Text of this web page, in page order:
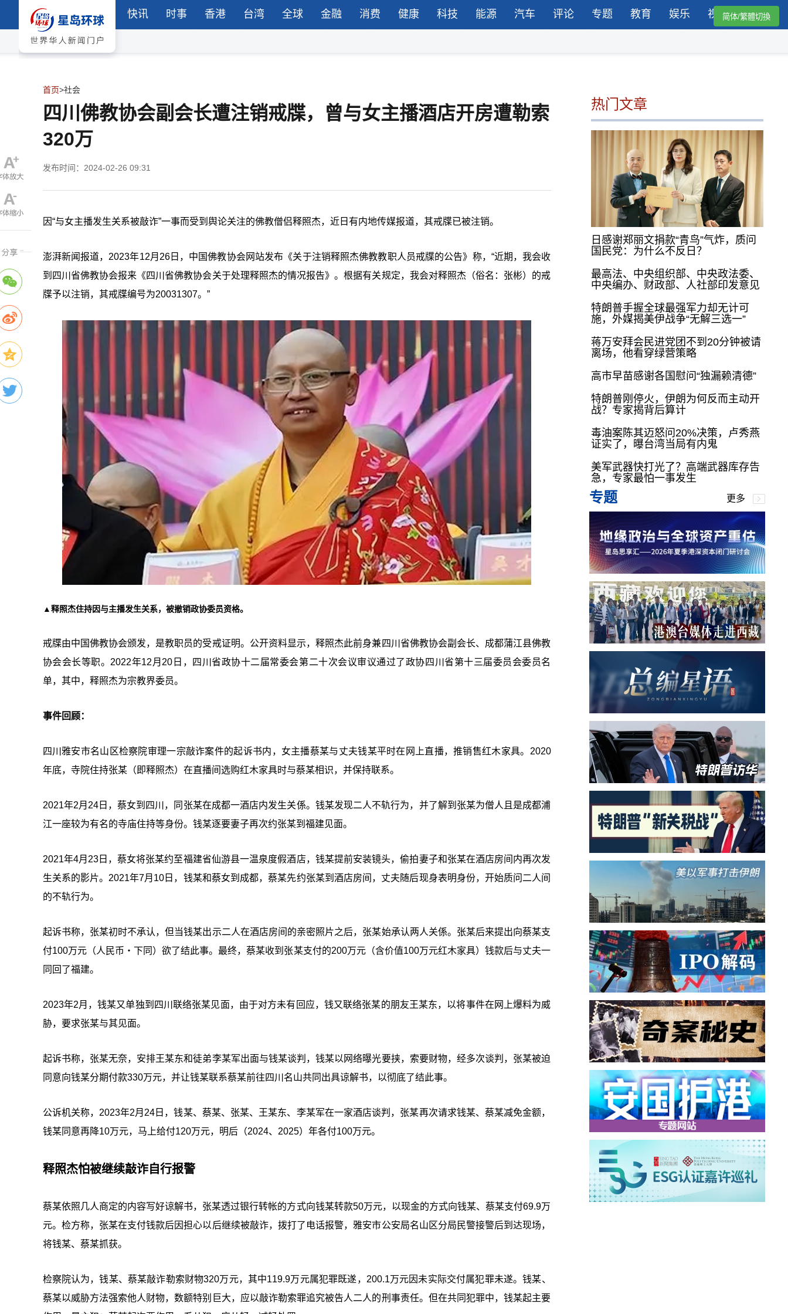
快讯 时事 香港 台湾 全球 金融 消费 健康 科技 能源 汽车 评论 专题 教育 娱乐 视频简体/繁體切換
首页>社会
四川佛教协会副会长遭注销戒牒，曾与女主播酒店开房遭勒索
320万
发布时间：2024-02-26 09:31
因“与女主播发生关系被敲诈”一事而受到舆论关注的佛教僧侣释照杰，近日有内地传媒报道，其戒牒已被注销。
澎湃新闻报道，2023年12月26日，中国佛教协会网站发布《关于注销释照杰佛教教职人员戒牒的公告》称，“近期，我会收
到四川省佛教协会报来《四川省佛教协会关于处理释照杰的情况报告》。根据有关规定，我会对释照杰（俗名：张彬）的戒
牒予以注销，其戒牒编号为20031307。”
▲释照杰住持因与主播发生关系，被撤销政协委员资格。
戒牒由中国佛教协会颁发，是教职员的受戒证明。公开资料显示，释照杰此前身兼四川省佛教协会副会长、成都蒲江县佛教
协会会长等职。2022年12月20日，四川省政协十二届常委会第二十次会议审议通过了政协四川省第十三届委员会委员名
单，其中，释照杰为宗教界委员。
事件回顾：
四川雅安市名山区检察院审理一宗敲诈案件的起诉书内，女主播蔡某与丈夫钱某平时在网上直播，推销售红木家具。2020
年底，寺院住持张某（即释照杰）在直播间选购红木家具时与蔡某相识，并保持联系。
2021年2月24日，蔡女到四川，同张某在成都一酒店内发生关係。钱某发现二人不轨行为，并了解到张某为僧人且是成都浦
江一座较为有名的寺庙住持等身份。钱某逐要妻子再次约张某到福建见面。
2021年4月23日，蔡女将张某约至福建省仙游县一温泉度假酒店，钱某提前安装镜头，偷拍妻子和张某在酒店房间内再次发
生关系的影片。2021年7月10日，钱某和蔡女到成都，蔡某先约张某到酒店房间，丈夫随后现身表明身份，开始质问二人间
的不轨行为。
起诉书称，张某初时不承认，但当钱某出示二人在酒店房间的亲密照片之后，张某始承认两人关係。张某后来提出向蔡某支
付100万元（人民币‧下同）欲了结此事。最终，蔡某收到张某支付的200万元（含价值100万元红木家具）钱款后与丈夫一
同回了福建。
2023年2月，钱某又单独到四川联络张某见面，由于对方未有回应，钱又联络张某的朋友王某东，以将事件在网上爆料为威
胁，要求张某与其见面。
起诉书称，张某无奈，安排王某东和徒弟李某军出面与钱某谈判，钱某以网络曝光要挟，索要财物，经多次谈判，张某被迫
同意向钱某分期付款330万元，并让钱某联系蔡某前往四川名山共同出具谅解书，以彻底了结此事。
公诉机关称，2023年2月24日，钱某、蔡某、张某、王某东、李某军在一家酒店谈判，张某再次请求钱某、蔡某减免金额，
钱某同意再降10万元，马上给付120万元，明后（2024、2025）年各付100万元。
释照杰怕被继续敲诈自行报警
蔡某依照几人商定的内容写好谅解书，张某透过银行转帐的方式向钱某转款50万元，以现金的方式向钱某、蔡某支付69.9万
元。检方称，张某在支付钱款后因担心以后继续被敲诈，拨打了电话报警，雅安市公安局名山区分局民警接警后到达现场，
将钱某、蔡某抓获。
检察院认为，钱某、蔡某敲诈勒索财物320万元，其中119.9万元属犯罪既遂，200.1万元因未实际交付属犯罪未遂。钱某、
蔡某以威胁方法强索他人财物，数额特别巨大，应以敲诈勒索罪追究被告人二人的刑事责任。但在共同犯罪中，钱某起主要
热门文章
日感谢郑丽文捐款“青鸟”气炸，质问
国民党：为什么不反日？
最高法、中央组织部、中央政法委、
中央编办、财政部、人社部印发意见
特朗普手握全球最强军力却无计可
施，外媒揭美伊战争“无解三选一”
蒋万安拜会民进党团不到20分钟被请
离场，他看穿绿营策略
高市早苗感谢各国慰问“独漏赖清德”
特朗普刚停火，伊朗为何反而主动开
战？专家揭背后算计
毒油案陈其迈怒问20%决策，卢秀燕
证实了，曝台湾当局有内鬼
美军武器快打光了？高端武器库存告
急，专家最怕一事发生
专题 更多